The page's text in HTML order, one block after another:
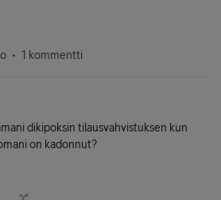
1 kommentti
dikipoksin tilausvahvistuksen kun
on kadonnut?